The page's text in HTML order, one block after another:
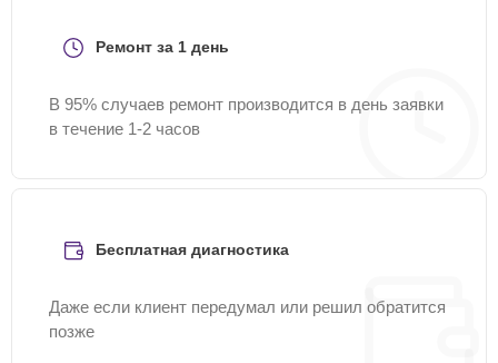
Ремонт за 1 день
В 95% случаев ремонт производится в день заявки
в течение 1-2 часов
Бесплатная диагностика
Даже если клиент передумал или решил обратится
позже